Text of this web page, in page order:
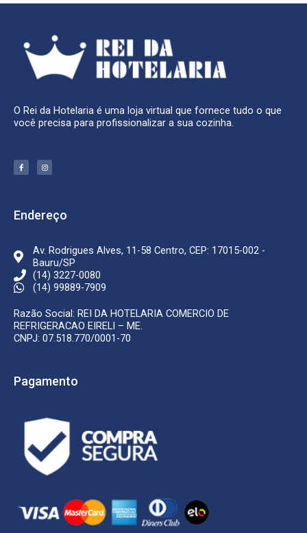
O Rei da Hotelaria é uma loja virtual que fornece tudo o que
você precisa para profissionalizar a sua cozinha.
F
a
c
k
-
I
n
s
m
Endereço
Av. Rodrigues Alves, 11-58 Centro, CEP: 17015-002 -
Bauru/SP
(14) 3227-0080
(14) 99889-7909
Razão Social: REI DA HOTELARIA COMERCIO DE
REFRIGERACAO EIRELI – ME.
CNPJ: 07.518.770/0001-70
Pagamento